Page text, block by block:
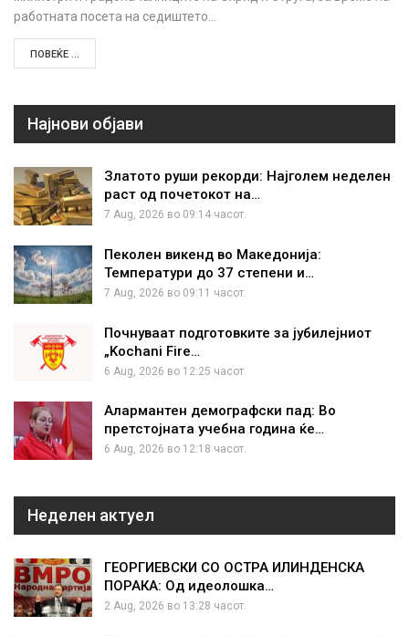
работната посета на седиштето…
ПОВЕЌЕ ...
Најнови објави
Златото руши рекорди: Најголем неделен
раст од почетокот на…
7 Aug, 2026 во 09:14 часот.
Пеколен викенд во Македонија:
Температури до 37 степени и…
7 Aug, 2026 во 09:11 часот.
Почнуваат подготовките за јубилејниот
„Kochani Fire…
6 Aug, 2026 во 12:25 часот.
Алармантен демографски пад: Во
претстојната учебна година ќе…
6 Aug, 2026 во 12:18 часот.
Неделен актуел
ГЕОРГИЕВСКИ СО ОСТРА ИЛИНДЕНСКА
ПОРАКА: Од идеолошка…
2 Aug, 2026 во 13:28 часот.